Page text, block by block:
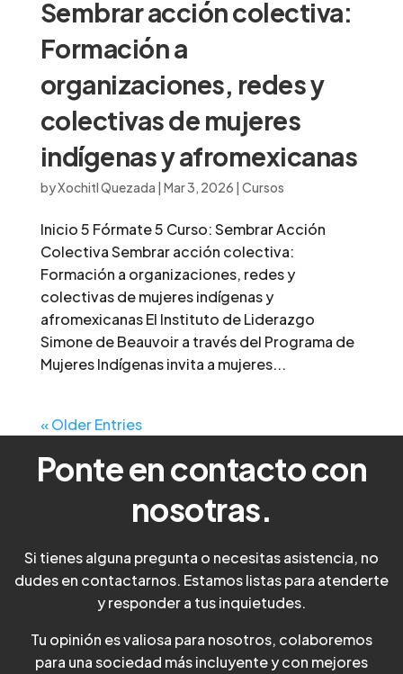
Sembrar acción colectiva:
Formación a
organizaciones, redes y
colectivas de mujeres
indígenas y afromexicanas
byXochitl Quezada Mar 3, 2026 Cursos
Inicio 5 Fórmate 5 Curso: Sembrar Acción
Colectiva Sembrar acción colectiva:
Formación a organizaciones, redes y
colectivas de mujeres indígenas y
afromexicanas El Instituto de Liderazgo
Simone de Beauvoir a través del Programa de
Mujeres Indígenas invita a mujeres...
« Older Entries
Ponte en contacto con
nosotras.
Si tienes alguna pregunta o necesitas asistencia, no
dudes en contactarnos. Estamos listas para atenderte
y responder a tus inquietudes.
Tu opinión es valiosa para nosotros, colaboremos
para una sociedad más incluyente y con mejores